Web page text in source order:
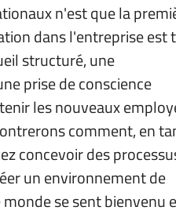
n'est que la
dans l'entreprise est
structuré, une
prise de conscience
les nouveaux
comment, en
concevoir des
un environnement de
se sent bienvenu